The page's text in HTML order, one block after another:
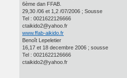
6ème dan FFAB.
29,30 /06 et 1,2 /07/2006 ; Sousse
Tel : 0021622126666
ctaikido2@yahoo.fr
www.ffab-aikido.fr
Benoît Lepeletier
16,17 et 18 decembre 2006 ; sousse
Tel : 0021622126666
ctaikido2@yahoo.fr